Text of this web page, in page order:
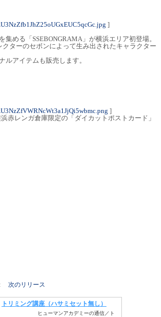
]
める「SSEBONGRAMA」が横浜エリア初登場。
ターのセボンによって生み出されたキャラクター
ルアイテムも販売します。
]
赤レンガ倉庫限定の「ダイカットポストカード」
次のリリース